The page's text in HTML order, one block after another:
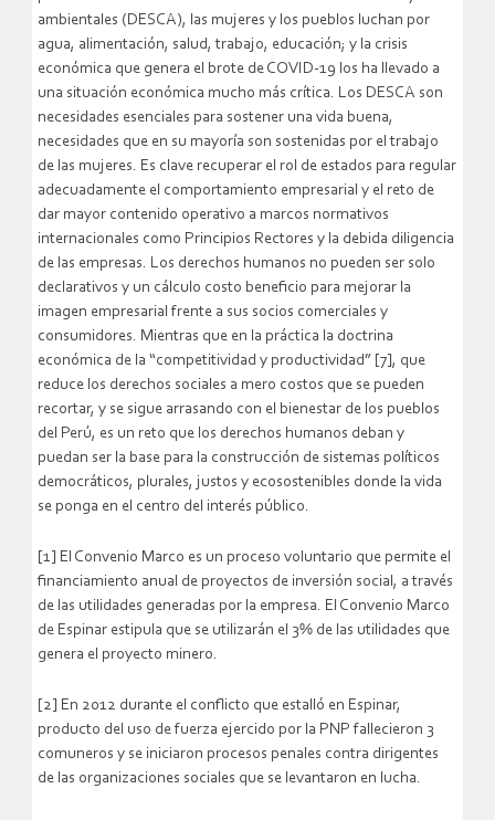
ambientales (DESCA), las mujeres y los pueblos luchan por
agua, alimentación, salud, trabajo, educación; y la crisis
económica que genera el brote de COVID-19 los ha llevado a
una situación económica mucho más crítica. Los DESCA son
necesidades esenciales para sostener una vida buena,
necesidades que en su mayoría son sostenidas por el trabajo
de las mujeres. Es clave recuperar el rol de estados para regular
adecuadamente el comportamiento empresarial y el reto de
dar mayor contenido operativo a marcos normativos
internacionales como Principios Rectores y la debida diligencia
de las empresas. Los derechos humanos no pueden ser solo
declarativos y un cálculo costo beneficio para mejorar la
imagen empresarial frente a sus socios comerciales y
consumidores. Mientras que en la práctica la doctrina
económica de la “competitividad y productividad” [7], que
reduce los derechos sociales a mero costos que se pueden
recortar, y se sigue arrasando con el bienestar de los pueblos
del Perú, es un reto que los derechos humanos deban y
puedan ser la base para la construcción de sistemas políticos
democráticos, plurales, justos y ecosostenibles donde la vida
se ponga en el centro del interés público.
[1] El Convenio Marco es un proceso voluntario que permite el
financiamiento anual de proyectos de inversión social, a través
de las utilidades generadas por la empresa. El Convenio Marco
de Espinar estipula que se utilizarán el 3% de las utilidades que
genera el proyecto minero.
[2] En 2012 durante el conflicto que estalló en Espinar,
producto del uso de fuerza ejercido por la PNP fallecieron 3
comuneros y se iniciaron procesos penales contra dirigentes
de las organizaciones sociales que se levantaron en lucha.